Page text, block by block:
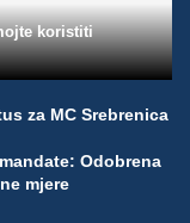
koristiti
za MC Srebrenica
Odobrena
mjere